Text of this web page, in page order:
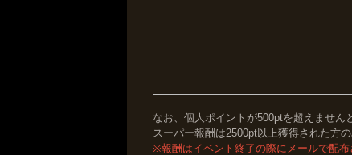
なお、個人ポイントが500ptを超えません
スーパー報酬は2500pt以上獲得された方の
※報酬はイベント終了の際にメールで配布